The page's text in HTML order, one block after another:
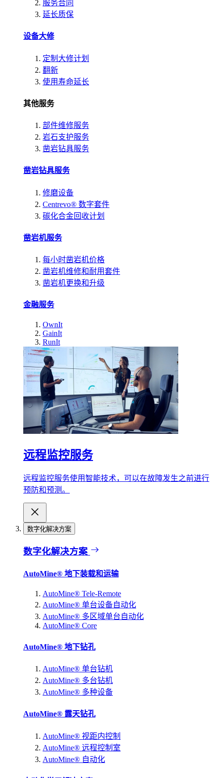
服务合同
延长质保
设备大修
定制大修计划
翻新
使用寿命延长
其他服务
部件维修服务
岩石支护服务
凿岩钻具服务
凿岩钻具服务
修磨设备
Centrevo® 数字套件
碳化合金回收计划
凿岩机服务
每小时凿岩机价格
凿岩机维修和耐用套件
凿岩机更换和升级
金融服务
OwnIt
GainIt
RunIt
远程监控服务
远程监控服务使用智能技术，可以在故障发生之前进行
预防和预测。
数字化解决方案
数字化解决方案
AutoMine® 地下装载和运输
AutoMine® Tele-Remote
AutoMine® 单台设备自动化
AutoMine® 多区域单台自动化
AutoMine® Core
AutoMine® 地下钻孔
AutoMine® 单台钻机
AutoMine® 多台钻机
AutoMine® 多种设备
AutoMine® 露天钻孔
AutoMine® 视距内控制
AutoMine® 远程控制室
AutoMine® 自动化